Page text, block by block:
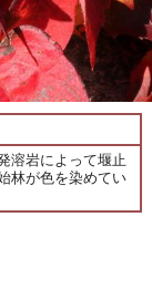
溶岩によって堰止
林が色を染めてい